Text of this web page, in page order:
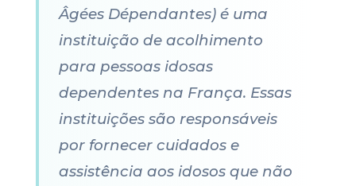
Âgées Dépendantes) é uma
instituição de acolhimento
para pessoas idosas
dependentes na França. Essas
instituições são responsáveis
por fornecer cuidados e
assistência aos idosos que não